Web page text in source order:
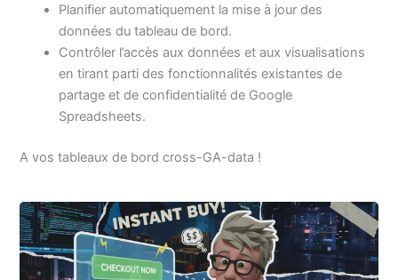
Planifier automatiquement la mise à jour des
données du tableau de bord.
Contrôler l’accès aux données et aux visualisations
en tirant parti des fonctionnalités existantes de
partage et de confidentialité de Google
Spreadsheets.
A vos tableaux de bord cross-GA-data !